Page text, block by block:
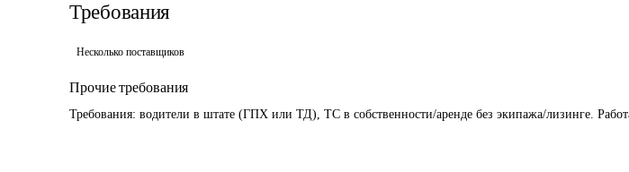
Требования
Несколько поставщиков
Прочие требования